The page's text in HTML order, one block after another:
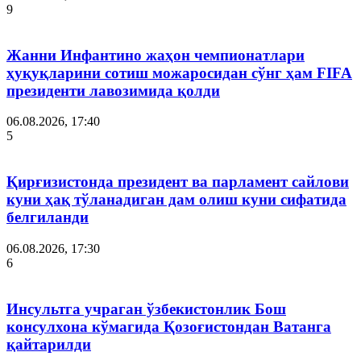
9
Жанни Инфантино жаҳон чемпионатлари
ҳуқуқларини сотиш можаросидан сўнг ҳам FIFA
президенти лавозимида қолди
06.08.2026, 17:40
5
Қирғизистонда президент ва парламент сайлови
куни ҳақ тўланадиган дам олиш куни сифатида
белгиланди
06.08.2026, 17:30
6
Инсультга учраган ўзбекистонлик Бош
консулхона кўмагида Қозоғистондан Ватанга
қайтарилди